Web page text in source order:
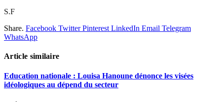
S.F
Share. Facebook Twitter Pinterest LinkedIn Email Telegram
WhatsApp
Article similaire
Education nationale : Louisa Hanoune dénonce les visées
idéologiques au dépend du secteur